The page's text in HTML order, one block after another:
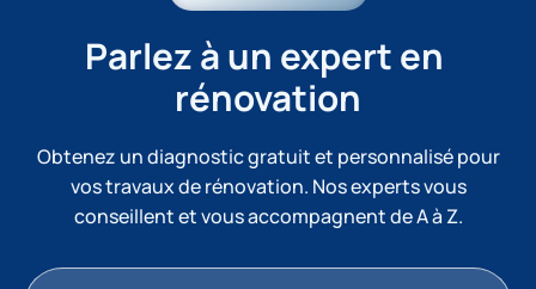
Parlez à un expert en
rénovation
Obtenez un diagnostic gratuit et personnalisé pour
vos travaux de rénovation. Nos experts vous
conseillent et vous accompagnent de A à Z.